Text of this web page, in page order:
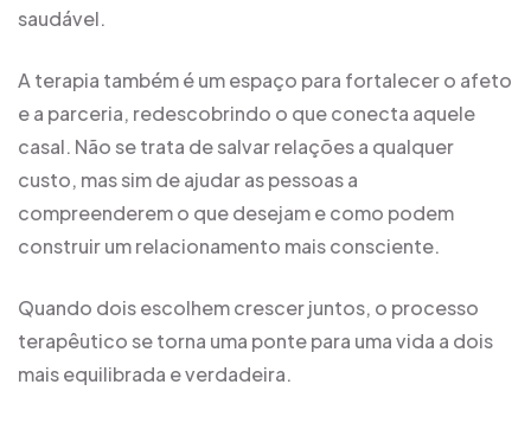
saudável.
A terapia também é um espaço para fortalecer o afeto
e a parceria, redescobrindo o que conecta aquele
casal. Não se trata de salvar relações a qualquer
custo, mas sim de ajudar as pessoas a
compreenderem o que desejam e como podem
construir um relacionamento mais consciente.
Quando dois escolhem crescer juntos, o processo
terapêutico se torna uma ponte para uma vida a dois
mais equilibrada e verdadeira.